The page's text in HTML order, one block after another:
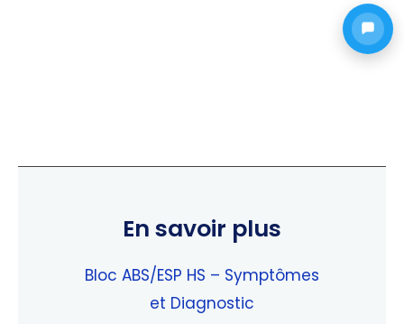
En savoir plus
Bloc ABS/ESP HS – Symptômes
et Diagnostic